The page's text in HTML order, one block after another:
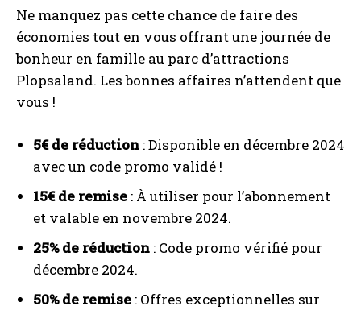
Ne manquez pas cette chance de faire des
économies tout en vous offrant une journée de
bonheur en famille au parc d’attractions
Plopsaland. Les bonnes affaires n’attendent que
vous !
5€ de réduction : Disponible en décembre 2024
avec un code promo validé !
15€ de remise : À utiliser pour l’abonnement
et valable en novembre 2024.
25% de réduction : Code promo vérifié pour
décembre 2024.
50% de remise : Offres exceptionnelles sur